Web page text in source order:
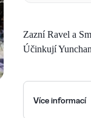
Zazní Ravel a
Účinkují
Více informací